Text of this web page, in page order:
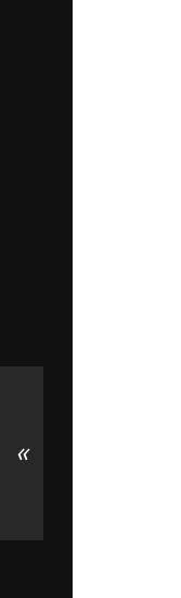
«